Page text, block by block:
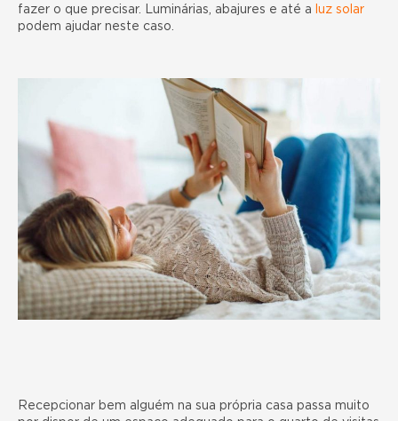
fazer o que precisar. Luminárias, abajures e até a luz solar
podem ajudar neste caso.
Recepcionar bem alguém na sua própria casa passa muito